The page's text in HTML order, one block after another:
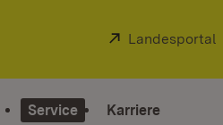
Extern:
Landesportal
Service Karriere